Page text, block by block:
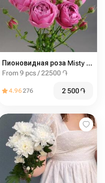
Пионовидная роза Misty Bubbles
From 9 pcs / 22500 ֏
4.96276 2 500֏